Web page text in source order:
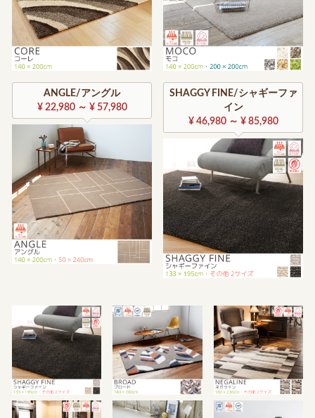
ANGLE/アングル
¥ 22,980 ～ ¥ 57,980
SHAGGY FINE/シャギーファ
イン
¥ 46,980 ～ ¥ 85,980